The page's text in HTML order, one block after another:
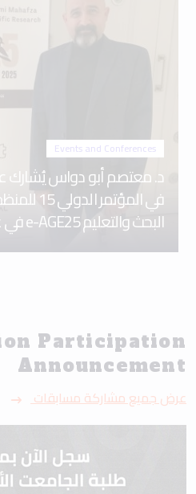
Events and Conferences
د. معتصم أبو دواس يُشارك عن
في
البحث والتعليم e-AGE25 في عمّان
Participation
Announcement
عرض جميع مشاركة مسابقات